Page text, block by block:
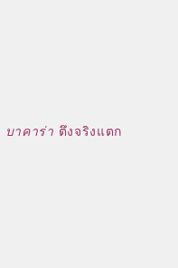
บาคาร่า ตึงจริงแตก